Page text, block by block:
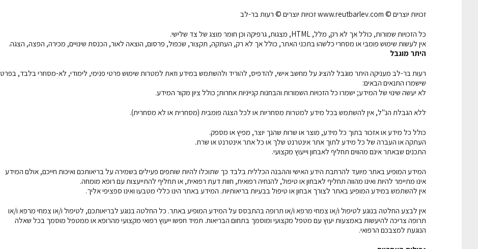
זכויות יוצרים © www.reutbarlev.com זכויות יוצרים © רעות בר-לב
כל הזכויות שמורות, כולל אך לא רק, מלל, HTML, מצגות, גרפיקה וכן חומר מוצג של צד שלישי.
אין לעשות שימוש פומבי או מסחרי כלשהו בתכני האתר, כולל אך לא רק, העתקה, תקצור, שכפול, פרסום, הוצאה לאור, הכנסת שינויים, מכירה, הפצה, הצגה.
היתר מוגבל
רעות בר-לב מעניקה היתר מוגבל להציג על מחשב אישי, להדפיס, להוריד ולהשתמש במידע וזאת למטרות שימוש פרטי פנימי, לימודי, לא-מסחרי בלבד, בפרט
שישמרו התנאים הבאים:
לא יעשה שינוי של המידע; ישמרו כל הזכויות השמורות והבחנות קנייניות אחרות; כולל ציון מקור המידע.
ללא הגבלת הנ"ל, אין להשתמש בכל מידע למטרות מסחריות או לכל הצגה פומבית (מסחרית או לא מסחרית).
כולל כל מידע או אזכור בתוך כל מידע, מוצר או שרות שהנך יוצר, מפיץ או מספק.
העתקה או העברה של כל מידע לתוך אתר אינטרנט שלך או כל אתר אינטרנט או שרת.
התכנים שבאתר אינם מהווים תחליף לאבחון וייעוץ מקצועי.
המידע המופיע באתר מיועד להרחבת הידע האישי וההבנה הכללית בלבד כך שתוכלו להיות שותפים פעילים בשמירה על בריאותכם ואיכות חייכם, אולם המידע
אינו מתיימר להיות ואינו מהווה תחליף לאבחון או טיפול, להנחיה רפואית, חוות דעת רפואית, או תחליף להתייעצות עם רופא מומחה.
אין להשתמש במידע המופיע באתר לצורך אבחון או טיפול בבעיות בריאותיות. המידע באתר הינו כללי מטבעו ואינו ספציפי אליך.
אין לבצע החלטה בנוגע לטיפול ו/או צמחי מרפא ו/או תרופה בהתבסס על המידע המופיע באתר. כל החלטה בנוגע לבריאותכם, לטיפול ו/או צמחי מרפא ו/או
תרופה צריכה להיעשות באמצעות יעוץ עם מטפל מקצועי ומוסמך בתחום הבריאות. תמיד חפשו ייעוץ רפואי מקצועי מהרופא או ממטפל מוסמך בכל שאלה
הנוגעת למצבכם הרפואי.